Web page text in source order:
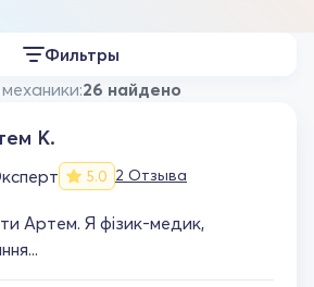
26 найдено
Фильтры
К.
5.0 2 Отзыва
Артем. Я фізик-медик,